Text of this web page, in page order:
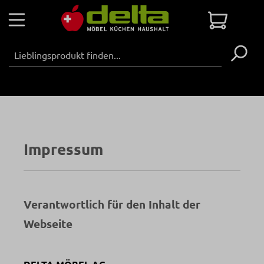
Zum Hauptinhalt springen
Impressum
Verantwortlich für den Inhalt der
Webseite